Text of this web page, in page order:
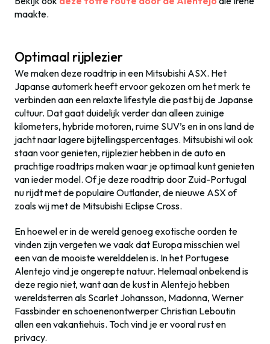
maakte.
Optimaal rijplezier
We maken deze roadtrip in een Mitsubishi ASX. Het
Japanse automerk heeft ervoor gekozen om het merk te
verbinden aan een relaxte lifestyle die past bij de Japanse
cultuur. Dat gaat duidelijk verder dan alleen zuinige
kilometers, hybride motoren, ruime SUV’s en in ons land de
jacht naar lagere bijtellingspercentages. Mitsubishi wil ook
staan voor genieten, rijplezier hebben in de auto en
prachtige roadtrips maken waar je optimaal kunt genieten
van ieder model. Of je deze roadtrip door Zuid-Portugal
nu rijdt met de populaire Outlander, de nieuwe ASX of
zoals wij met de Mitsubishi Eclipse Cross.
En hoewel er in de wereld genoeg exotische oorden te
vinden zijn vergeten we vaak dat Europa misschien wel
een van de mooiste werelddelen is. In het Portugese
Alentejo vind je ongerepte natuur. Helemaal onbekend is
deze regio niet, want aan de kust in Alentejo hebben
wereldsterren als Scarlet Johansson, Madonna, Werner
Fassbinder en schoenenontwerper Christian Leboutin
allen een vakantiehuis. Toch vind je er vooral rust en
privacy.